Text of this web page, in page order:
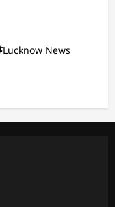
Lucknow News